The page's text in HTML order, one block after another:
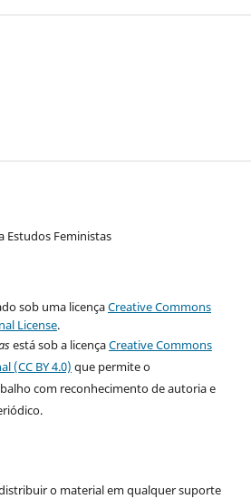
Estudos Feministas
sob uma licençaCreative Commons
License.
está sob a licençaCreative Commons
(CC BY 4.0) que permite o
com reconhecimento de autoria e
o material em qualquer suporte